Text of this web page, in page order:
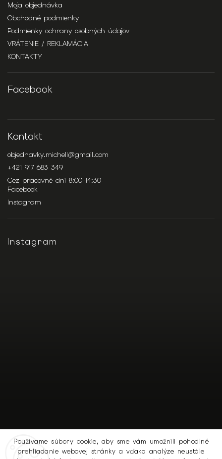
Používame súbory cookie, aby sme vám umožnili pohodlné
prehliadanie webovej stránky a vďaka analýze neustále
Moja objednávka
Obchodné podmienky
Podmienky ochrany osobných údajov
VRÁTENIE / REKLAMÁCIA
KONTAKTY
Facebook
Kontakt
objednavky.michell@gmail.com
+421 917 683 349
Cez pracovné dni 8:00-14:30
Facebook
Instagram
Instagram